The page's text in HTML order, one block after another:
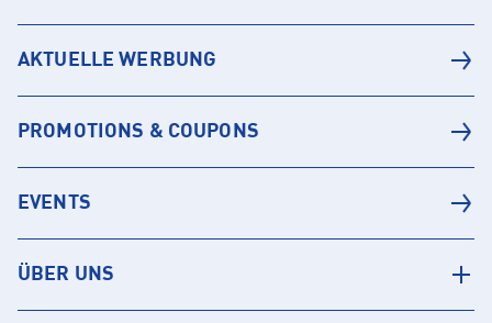
AKTUELLE WERBUNG
PROMOTIONS & COUPONS
EVENTS
ÜBER UNS